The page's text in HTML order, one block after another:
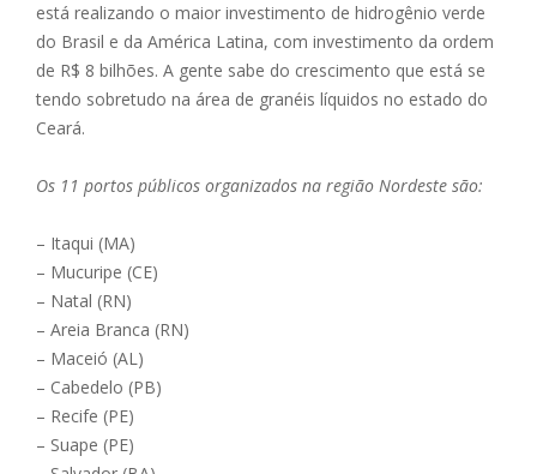
está realizando o maior investimento de hidrogênio verde
do Brasil e da América Latina, com investimento da ordem
de R$ 8 bilhões. A gente sabe do crescimento que está se
tendo sobretudo na área de granéis líquidos no estado do
Ceará.
Os 11 portos públicos organizados na região Nordeste são:
– Itaqui (MA)
– Mucuripe (CE)
– Natal (RN)
– Areia Branca (RN)
– Maceió (AL)
– Cabedelo (PB)
– Recife (PE)
– Suape (PE)